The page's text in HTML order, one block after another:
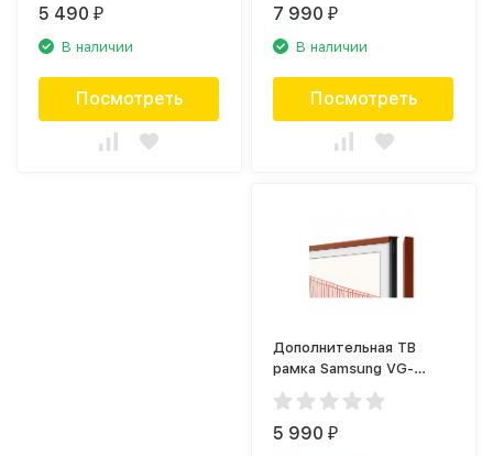
5 490₽
В наличии
Посмотреть
7 990₽
В наличии
Посмотреть
Дополнительная ТВ
рамка Samsung VG-
SCFA55TRC красная
(2021)
5 990₽